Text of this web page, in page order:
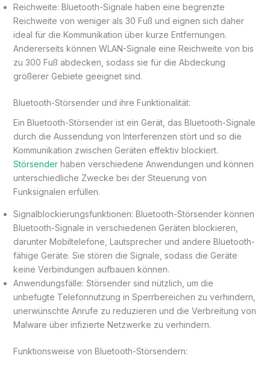
Reichweite: Bluetooth-Signale haben eine begrenzte
Reichweite von weniger als 30 Fuß und eignen sich daher
ideal für die Kommunikation über kurze Entfernungen.
Andererseits können WLAN-Signale eine Reichweite von bis
zu 300 Fuß abdecken, sodass sie für die Abdeckung
größerer Gebiete geeignet sind.
Bluetooth-Störsender und ihre Funktionalität:
Ein Bluetooth-Störsender ist ein Gerät, das Bluetooth-Signale
durch die Aussendung von Interferenzen stört und so die
Kommunikation zwischen Geräten effektiv blockiert.
Störsenderhaben verschiedene Anwendungen und können
unterschiedliche Zwecke bei der Steuerung von
Funksignalen erfüllen.
Signalblockierungsfunktionen: Bluetooth-Störsender können
Bluetooth-Signale in verschiedenen Geräten blockieren,
darunter Mobiltelefone, Lautsprecher und andere Bluetooth-
fähige Geräte. Sie stören die Signale, sodass die Geräte
keine Verbindungen aufbauen können.
Anwendungsfälle: Störsender sind nützlich, um die
unbefugte Telefonnutzung in Sperrbereichen zu verhindern,
unerwünschte Anrufe zu reduzieren und die Verbreitung von
Malware über infizierte Netzwerke zu verhindern.
Funktionsweise von Bluetooth-Störsendern: